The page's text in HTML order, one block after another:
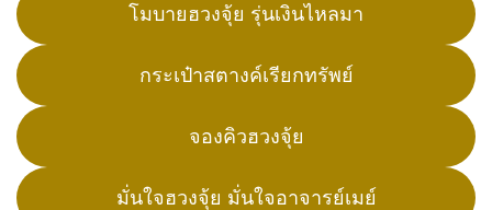
โมบายฮวงจุ้ย รุ่นเงินไหลมา
กระเป๋าสตางค์เรียกทรัพย์
จองคิวฮวงจุ้ย
มั่นใจฮวงจุ้ย มั่นใจอาจารย์เมย์